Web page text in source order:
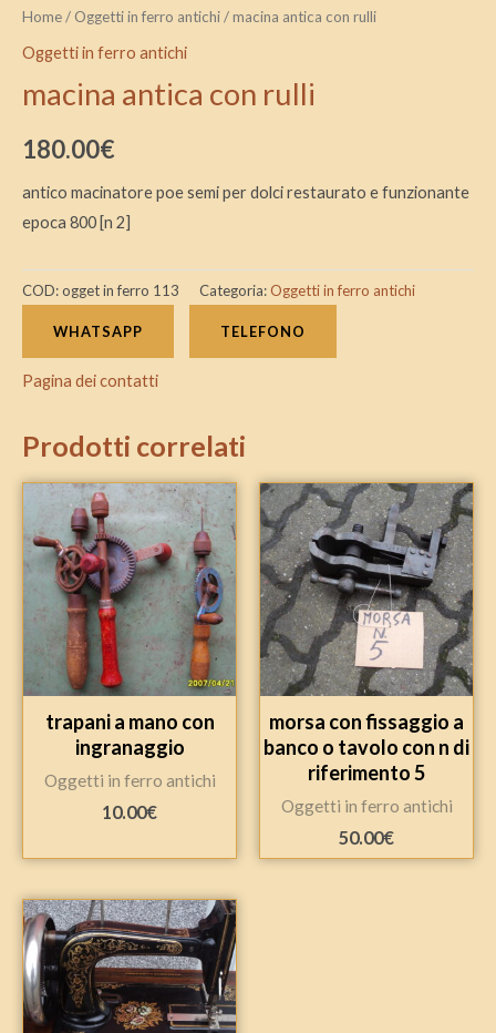
Home/ Oggetti in ferro antichi/ macina antica con rulli
Oggetti in ferro antichi
macina antica con rulli
180.00€
antico macinatore poe semi per dolci restaurato e funzionante
epoca 800 [n 2]
COD:ogget in ferro 113 Categoria: Oggetti in ferro antichi
WHATSAPP TELEFONO
Pagina dei contatti
Prodotti correlati
trapani a mano con
ingranaggio
Oggetti in ferro antichi
10.00€
morsa con fissaggio a
banco o tavolo con n di
riferimento 5
Oggetti in ferro antichi
50.00€